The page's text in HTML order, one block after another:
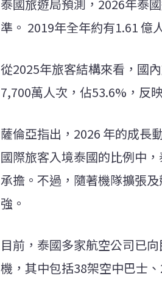
泰國旅遊局預測，2026年泰
準。 2019年全年約有1.61 億
從2025年旅客結構來看，國
7,700萬人次，佔53.6%，反
薩倫亞指出，2026 年的成長
國際旅客入境泰國的比例中
承擔。不過，隨著機隊擴張
強。
目前，泰國多家航空公司已
機，其中包括38架空中巴士